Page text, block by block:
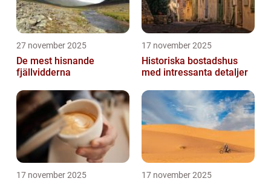
27 november 2025
De mest hisnande
fjällvidderna
17 november 2025
Historiska bostadshus
med intressanta detaljer
17 november 2025 17 november 2025